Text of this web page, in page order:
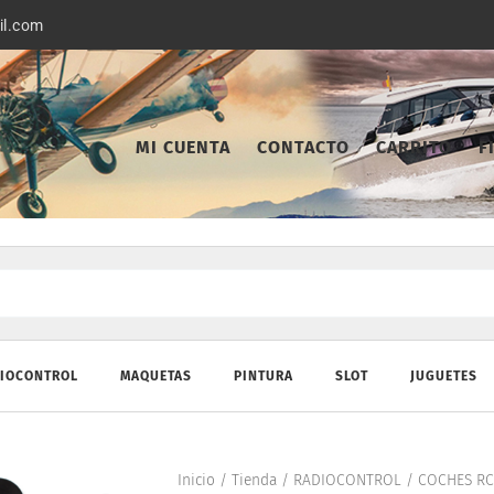
MI CUENTA CONTACTO CARRITO
MAQUETAS PINTURA SLOT JUGUETES
Inicio / Tienda/ RADIOCONTROL/ COCHES RC